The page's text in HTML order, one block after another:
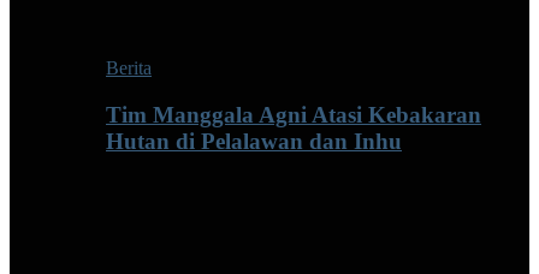
Berita
Tim Manggala Agni Atasi Kebakaran
Hutan di Pelalawan dan Inhu